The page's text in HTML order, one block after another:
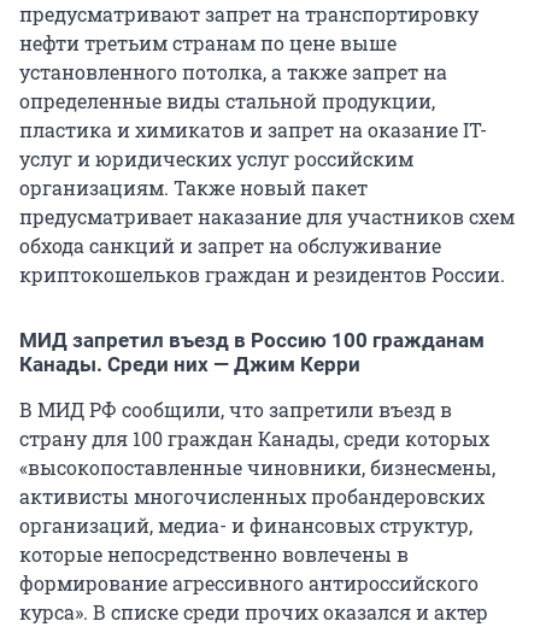
предусматривают запрет на транспортировку
нефти третьим странам по цене выше
установленного потолка, а также запрет на
определенные виды стальной продукции,
пластика и химикатов и запрет на оказание IT-
услуг и юридических услуг российским
организациям. Также новый пакет
предусматривает наказание для участников схем
обхода санкций и запрет на обслуживание
криптокошельков граждан и резидентов России.
МИД запретил въезд в Россию 100 гражданам
Канады. Среди них — Джим Керри
В МИД РФ сообщили, что запретили въезд в
страну для 100 граждан Канады, среди которых
«высокопоставленные чиновники, бизнесмены,
активисты многочисленных пробандеровских
организаций, медиа- и финансовых структур,
которые непосредственно вовлечены в
формирование агрессивного антироссийского
курса». В списке среди прочих оказался и актер